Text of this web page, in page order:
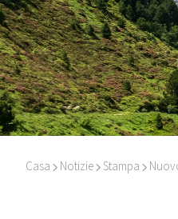
Casa I Notizie I Stampa I